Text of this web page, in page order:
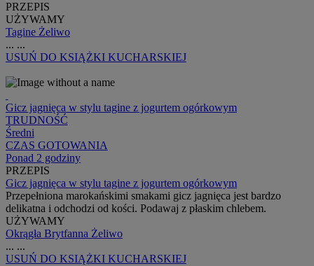
PRZEPIS
UŻYWAMY
Tagine Żeliwo
... ...
USUŃ DO KSIĄŻKI KUCHARSKIEJ
Gicz jagnięca w stylu tagine z jogurtem ogórkowym
TRUDNOŚĆ
Średni
CZAS GOTOWANIA
Ponad 2 godziny
PRZEPIS
Gicz jagnięca w stylu tagine z jogurtem ogórkowym
Przepełniona marokańskimi smakami gicz jagnięca jest bardzo
delikatna i odchodzi od kości. Podawaj z płaskim chlebem.
UŻYWAMY
Okrągła Brytfanna Żeliwo
... ...
USUŃ DO KSIĄŻKI KUCHARSKIEJ